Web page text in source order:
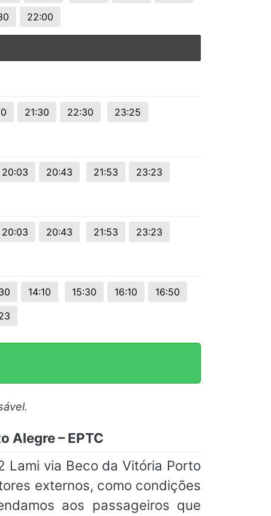
22:00
21:30 22:30 23:25
20:03 20:43 21:53 23:23
20:03 20:43 21:53 23:23
14:10 15:30 16:10
16:50
Alegre – EPTC
Lami via Beco da Vitória Porto
externos, como condições
aos passageiros que